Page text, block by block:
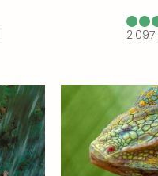
2.097